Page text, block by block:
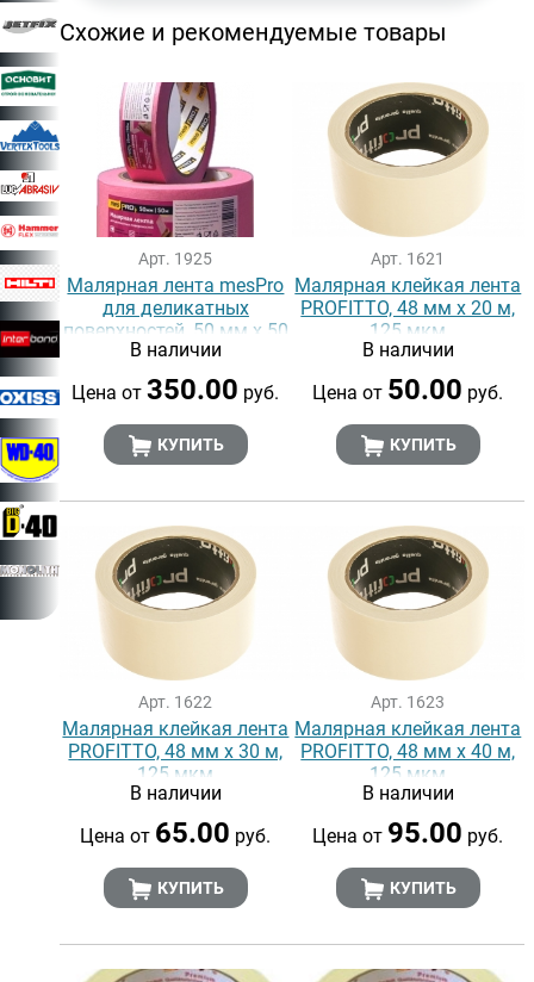
Схожие и рекомендуемые товары
Арт. 1925
Малярная лента mesPro
для деликатных
поверхностей, 50 мм х 50
м, розовая
В наличии
Цена от350.00 руб.
КУПИТЬ
Арт. 1621
Малярная клейкая лента
PROFITTO, 48 мм х 20 м,
125 мкм
В наличии
Цена от 50.00 руб.
КУПИТЬ
Арт. 1622
Малярная клейкая лента
PROFITTO, 48 мм х 30 м,
125 мкм
В наличии
Цена от 65.00 руб.
КУПИТЬ
Арт. 1623
Малярная клейкая лента
PROFITTO, 48 мм х 40 м,
125 мкм
В наличии
Цена от 95.00 руб.
КУПИТЬ